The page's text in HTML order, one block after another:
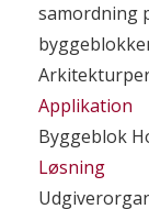
samordning
Applikation
Byggeblok
Løsning